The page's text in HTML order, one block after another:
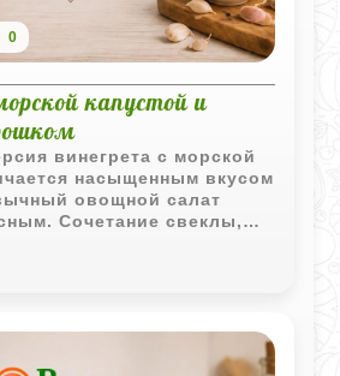
0
капустой и
винегрета с морской
насыщенным вкусом
овощной салат
Сочетание свеклы,
хорошо
нотками.